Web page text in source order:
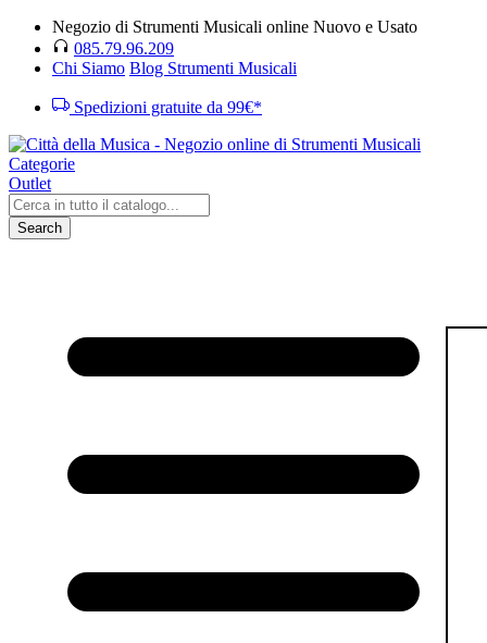
Negozio di Strumenti Musicali online Nuovo e Usato
085.79.96.209
Chi Siamo Blog Strumenti Musicali
Spedizioni gratuite da 99€*
Categorie
Outlet
Search